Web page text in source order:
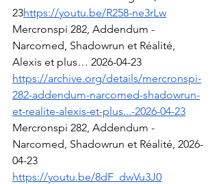
23https://youtu.be/R258-ne3rLw
Mercronspi 282, Addendum -
Narcomed, Shadowrun et Réalité,
Alexis et plus… 2026-04-23
https://archive.org/details/mercronspi-
282-addendum-narcomed-shadowrun-
et-realite-alexis-et-plus...-2026-04-23
Mercronspi 282, Addendum -
Narcomed, Shadowrun et Réalité, 2026-
04-23
https://youtu.be/8dF_dwVu3J0